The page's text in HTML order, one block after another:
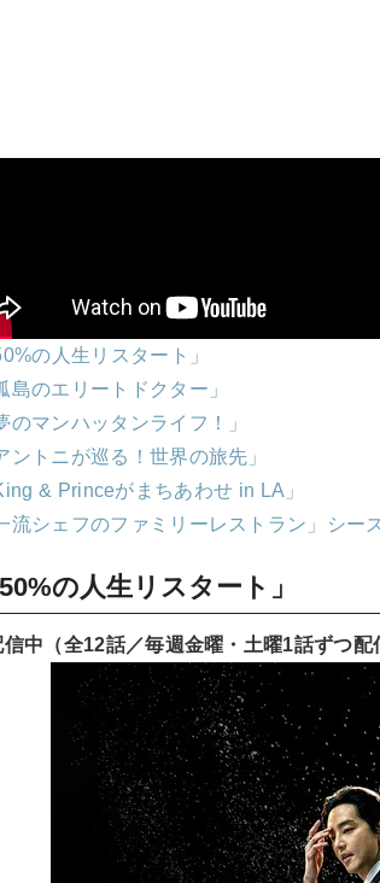
の人生リスタート」
島のエリートドクター」
のマンハッタンライフ！」
ントニが巡る！世界の旅先」
& Princeがまちあわせ in LA」
流シェフのファミリーレストラン」シー
50%の人生リスタート」
中（全12話／毎週金曜・土曜1話ずつ配